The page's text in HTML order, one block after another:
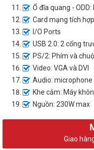
Ổ đĩa quang - ODD:
Card mạng tích
I/O Ports
USB 2.0: 2 cổng
PS/2: Phím và
Video: VGA và DVI
Audio:
Khe cắm: Máy
Nguồn: 230W max
Giao